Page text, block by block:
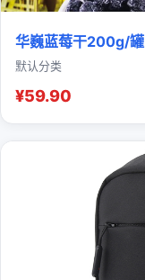
华巍蓝莓干200g/罐
默认分类
¥59.90